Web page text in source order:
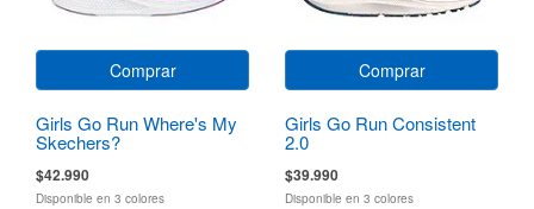
Comprar
Girls Go Run Where's My
Skechers?
$42.990
Disponible en 3 colores
Comprar
Girls Go Run Consistent
2.0
$39.990
Disponible en 3 colores